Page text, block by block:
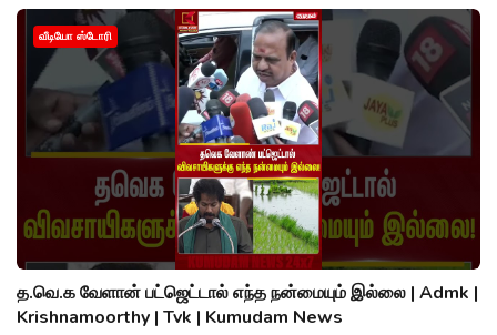
வீடியோ ஸ்டோரி
த.வெ.க வேளான் பட்ஜெட்டால் எந்த நன்மையும் இல்லை | Admk |
Krishnamoorthy | Tvk | Kumudam News